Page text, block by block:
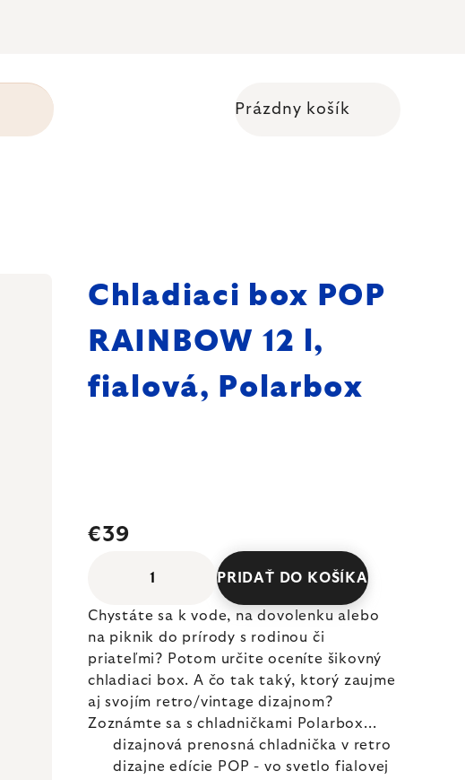
Prázdny košík
Chladiaci box POP
RAINBOW 12 l,
fialová, Polarbox
€39
PRIDAŤ DO KOŠÍKA
Chystáte sa k vode, na dovolenku alebo
na piknik do prírody s rodinou či
priateľmi? Potom určite oceníte šikovný
chladiaci box. A čo tak taký, ktorý zaujme
aj svojím retro/vintage dizajnom?
Zoznámte sa s chladničkami Polarbox...
dizajnová prenosná chladnička v retro
dizajne edície POP - vo svetlo fialovej